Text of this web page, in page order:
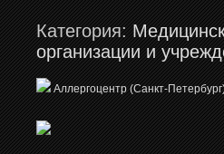
Категория:
организации и
Аллергоцентр (Санкт-